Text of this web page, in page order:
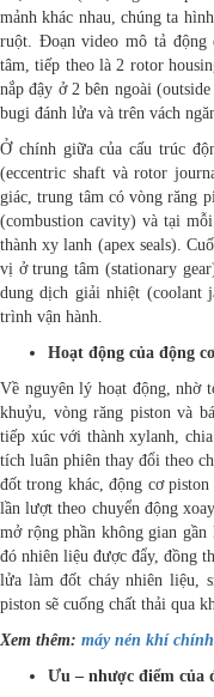
mảnh khác nhau, chúng ta
ruột. Đoạn video mô tả động
tâm, tiếp theo là 2 rotor
nắp đậy ở 2 bên ngoài
bugi đánh lửa và trên vách
Ở chính giữa của cấu trúc
(eccentric shaft và rotor
giác, trung tâm có vòng răng
(combustion cavity) và tại
thành xy lanh (apex seals).
vị ở trung tâm (stationary
dung dịch giải nhiệt (coolant
trình vận hành.
Hoạt động của động
Về nguyên lý hoạt động, nhờ
khuỷu, vòng răng piston và
tiếp xúc với thành xylanh,
tích luân phiên thay đổi theo
đốt trong khác, động cơ
lần lượt theo chuyển động
mở rộng phần không gian
đó nhiên liệu được đẩy, đồng
lửa làm đốt cháy nhiên liệu,
piston sẽ cuống chất thải qua
Xem thêm: máy nén khí
Ưu – nhược điểm của